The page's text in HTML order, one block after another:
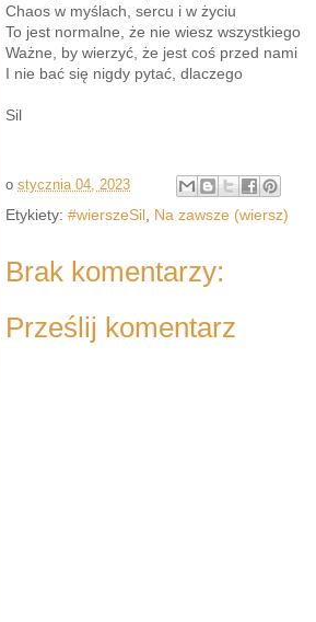
Chaos w myślach, sercu i w życiu
To jest normalne, że nie wiesz wszystkiego
Ważne, by wierzyć, że jest coś przed nami
I nie bać się nigdy pytać, dlaczego
Sil
o stycznia 04, 2023
Etykiety: #wierszeSil , Na zawsze (wiersz)
Brak komentarzy:
Prześlij komentarz